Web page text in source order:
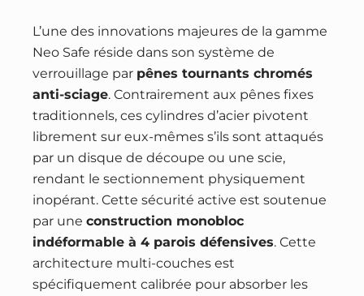
L’une des innovations majeures de la gamme
Neo Safe réside dans son système de
verrouillage par pênes tournants chromés
anti-sciage. Contrairement aux pênes fixes
traditionnels, ces cylindres d’acier pivotent
librement sur eux-mêmes s’ils sont attaqués
par un disque de découpe ou une scie,
rendant le sectionnement physiquement
inopérant. Cette sécurité active est soutenue
par une construction monobloc
indéformable à 4 parois défensives. Cette
architecture multi-couches est
spécifiquement calibrée pour absorber les